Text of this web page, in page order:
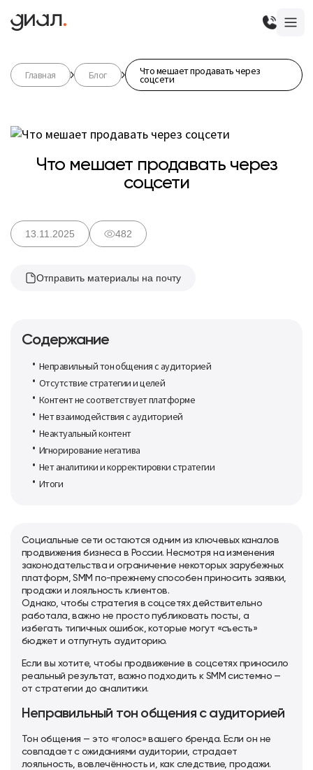
Главная Блог Что мешает продавать через
соцсети
Что мешает продавать через
соцсети
13.11.2025 482
Отправить материалы на почту
Содержание
Неправильный тон общения с аудиторией
Отсутствие стратегии и целей
Контент не соответствует платформе
Нет взаимодействия с аудиторией
Неактуальный контент
Игнорирование негатива
Нет аналитики и корректировки стратегии
Итоги
Социальные сети остаются одним из ключевых каналов
продвижения бизнеса в России. Несмотря на изменения
законодательства и ограничение некоторых зарубежных
платформ, SMM по-прежнему способен приносить заявки,
продажи и лояльность клиентов.
Однако, чтобы стратегия в соцсетях действительно
работала, важно не просто публиковать посты, а
избегать типичных ошибок, которые могут «съесть»
бюджет и отпугнуть аудиторию.
Если вы хотите, чтобы продвижение в соцсетях приносило
реальный результат, важно подходить к SMM системно —
от стратегии до аналитики.
Неправильный тон общения с аудиторией
Тон общения — это «голос» вашего бренда. Если он не
совпадает с ожиданиями аудитории, страдает
лояльность, вовлечённость и, как следствие, продажи.